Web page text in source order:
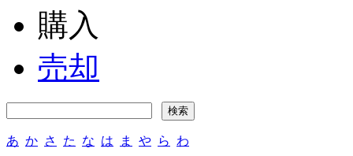
購入
売却
あ か さ た な は ま や ら わ